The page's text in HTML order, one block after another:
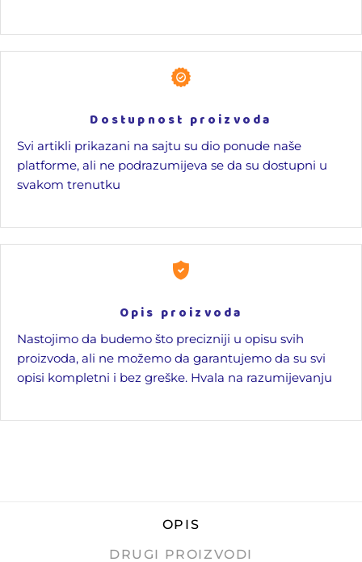
Dostupnost proizvoda
Svi artikli prikazani na sajtu su dio ponude naše
platforme, ali ne podrazumijeva se da su dostupni u
svakom trenutku
Opis proizvoda
Nastojimo da budemo što precizniji u opisu svih
proizvoda, ali ne možemo da garantujemo da su svi
opisi kompletni i bez greške. Hvala na razumijevanju
OPIS
DRUGI PROIZVODI